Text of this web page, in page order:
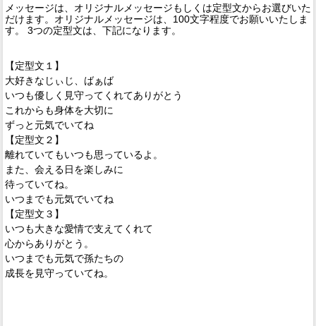
メッセージは、オリジナルメッセージもしくは定型文からお選びいた
だけます。オリジナルメッセージは、100文字程度でお願いいたしま
す。 3つの定型文は、下記になります。
【定型文１】
大好きなじぃじ、ばぁば
いつも優しく見守ってくれてありがとう
これからも身体を大切に
ずっと元気でいてね
【定型文２】
離れていてもいつも思っているよ。
また、会える日を楽しみに
待っていてね。
いつまでも元気でいてね
【定型文３】
いつも大きな愛情で支えてくれて
心からありがとう。
いつまでも元気で孫たちの
成長を見守っていてね。